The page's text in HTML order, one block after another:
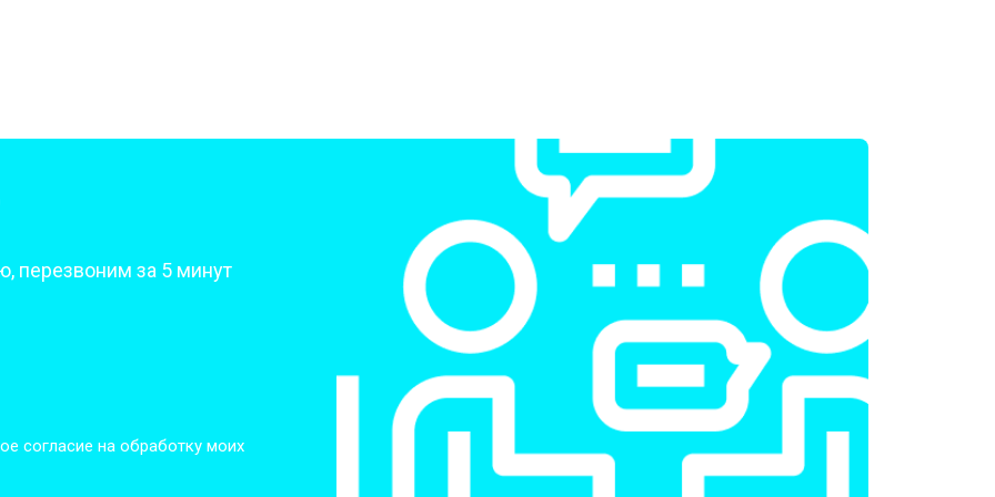
от 3500 ₽
от 2200 ₽ Заказать
от 1700 ₽ Заказать
от 80 мин Заказать
перезвоним за 5 минут
согласие на обработку моих